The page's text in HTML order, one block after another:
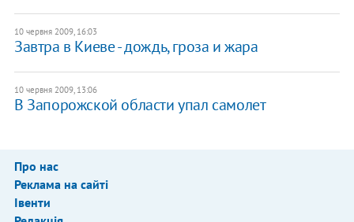
10 червня 2009, 16:03
Завтра в Киеве - дождь, гроза и жара
10 червня 2009, 13:06
В Запорожской области упал самолет
Про нас
Реклама на сайті
Івенти